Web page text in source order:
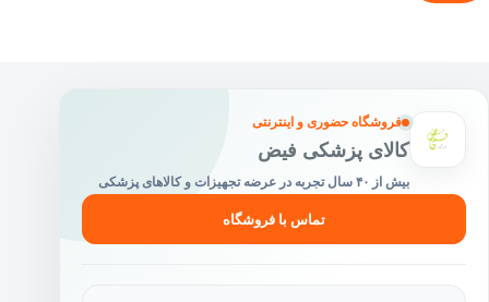
فروشگاه حضوری و اینترنتی
کالای پزشکی فیض
بیش از ۴۰ سال تجربه در عرضه تجهیزات و کالاهای پزشکی
تماس با فروشگاه